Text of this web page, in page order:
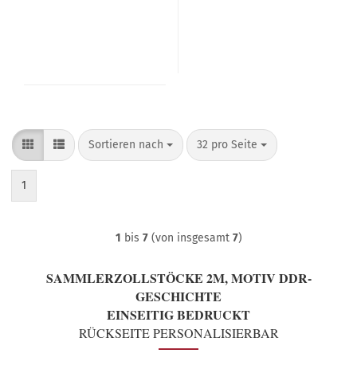
Sortieren nach
Sortieren nach 32 pro Seite
pro Seite
1
1 bis 7(von insgesamt 7)
SAMMLERZOLLSTÖCKE 2M, MOTIV DDR-
GESCHICHTE
EINSEITIG BEDRUCKT
RÜCKSEITE PERSONALISIERBAR